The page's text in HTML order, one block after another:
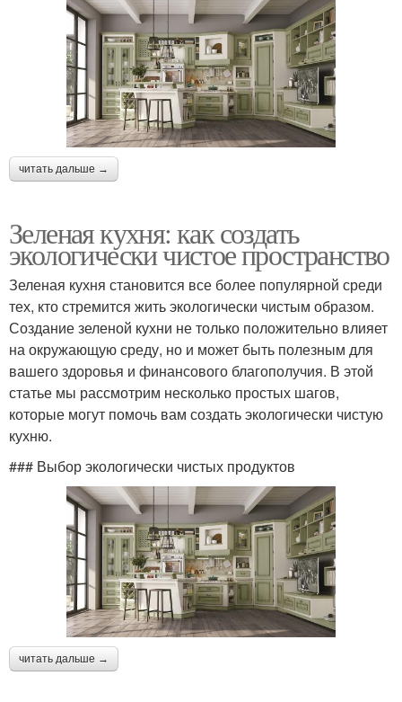
читать дальше →
Зеленая кухня: как создать
экологически чистое пространство
Зеленая кухня становится все более популярной среди
тех, кто стремится жить экологически чистым образом.
Создание зеленой кухни не только положительно влияет
на окружающую среду, но и может быть полезным для
вашего здоровья и финансового благополучия. В этой
статье мы рассмотрим несколько простых шагов,
которые могут помочь вам создать экологически чистую
кухню.
### Выбор экологически чистых продуктов
читать дальше →